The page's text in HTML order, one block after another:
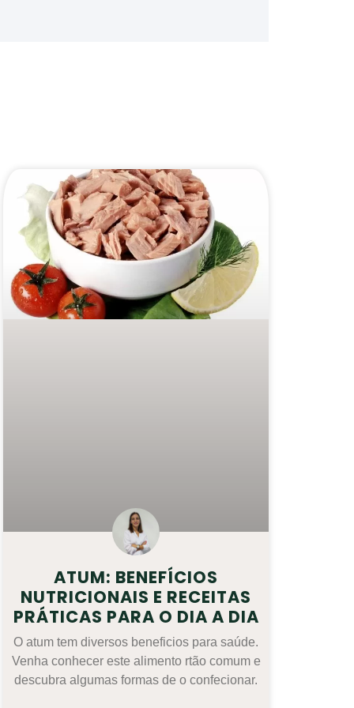
ATUM: BENEFÍCIOS
NUTRICIONAIS E RECEITAS
PRÁTICAS PARA O DIA A DIA
O atum tem diversos beneficios para saúde.
Venha conhecer este alimento rtão comum e
descubra algumas formas de o confecionar.